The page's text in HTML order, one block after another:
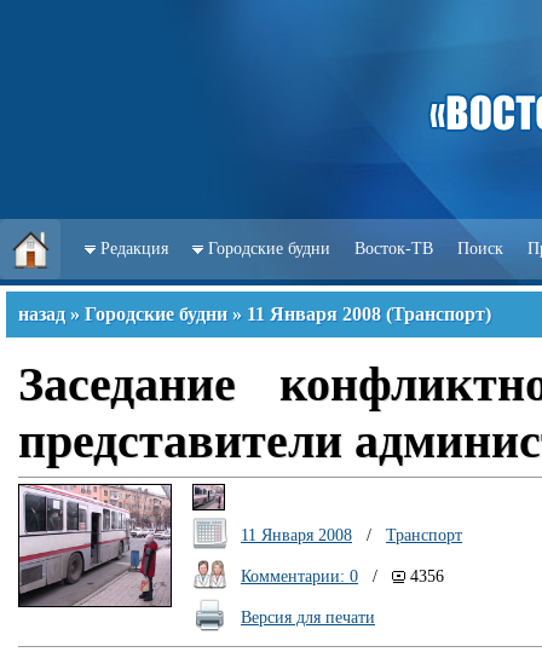
Редакция Городские будни Восток-ТВ Поиск
назад » Городские будни » 11 Января 2008 (Транспорт)
Заседание
представители
11 Января 2008 / Транспорт
Комментарии: 0 / 4356
Версия для печати